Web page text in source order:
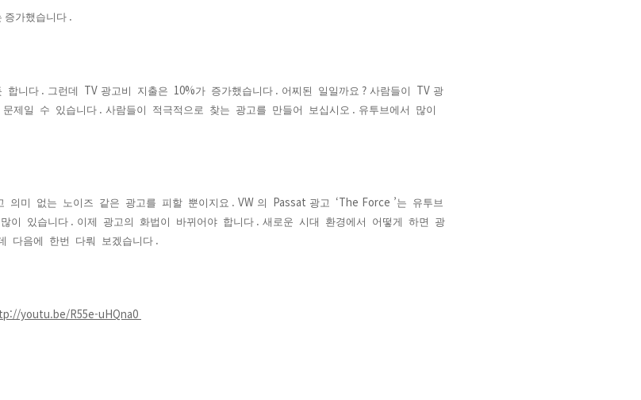
증가했습니다 .
합니다 . 그런데 TV 광고비 지출은 10%가 증가했습니다 . 어찌된 일일까요 ? 사람들이 TV 광
문제일 수 있습니다 . 사람들이 적극적으로 찾는 광고를 만들어 보십시오 . 유투브에서
많이
의미 없는 노이즈 같은 광고를 피할 뿐이지요 . VW 의 Passat 광고 ‘The Force ’는 유투브
많이 있습니다 . 이제 광고의 화법이 바뀌어야 합니다 . 새로운 시대 환경에서 어떻게 하면
광
다음에 한번 다뤄 보겠습니다 .
youtu.be/R55e-uHQna0